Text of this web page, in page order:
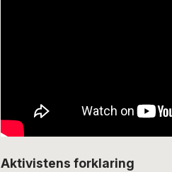
Aktivistens forklaring